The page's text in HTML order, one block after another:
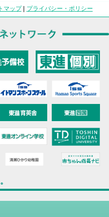
マップ| プライバシー・ポリシー